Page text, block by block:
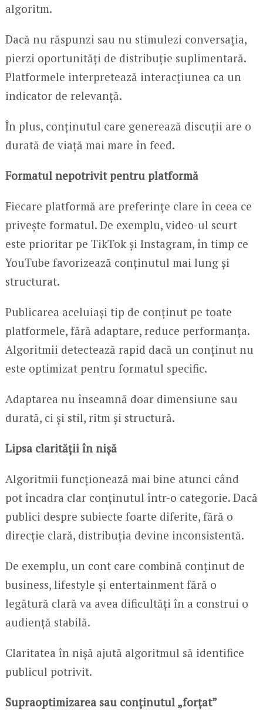
algoritm.
Dacă nu răspunzi sau nu stimulezi conversația,
pierzi oportunități de distribuție suplimentară.
Platformele interpretează interacțiunea ca un
indicator de relevanță.
În plus, conținutul care generează discuții are o
durată de viață mai mare în feed.
Formatul nepotrivit pentru platformă
Fiecare platformă are preferințe clare în ceea ce
privește formatul. De exemplu, video-ul scurt
este prioritar pe TikTok și Instagram, în timp ce
YouTube favorizează conținutul mai lung și
structurat.
Publicarea aceluiași tip de conținut pe toate
platformele, fără adaptare, reduce performanța.
Algoritmii detectează rapid dacă un conținut nu
este optimizat pentru formatul specific.
Adaptarea nu înseamnă doar dimensiune sau
durată, ci și stil, ritm și structură.
Lipsa clarității în nișă
Algoritmii funcționează mai bine atunci când
pot încadra clar conținutul într-o categorie. Dacă
publici despre subiecte foarte diferite, fără o
direcție clară, distribuția devine inconsistentă.
De exemplu, un cont care combină conținut de
business, lifestyle și entertainment fără o
legătură clară va avea dificultăți în a construi o
audiență stabilă.
Claritatea în nișă ajută algoritmul să identifice
publicul potrivit.
Supraoptimizarea sau conținutul „forțat”